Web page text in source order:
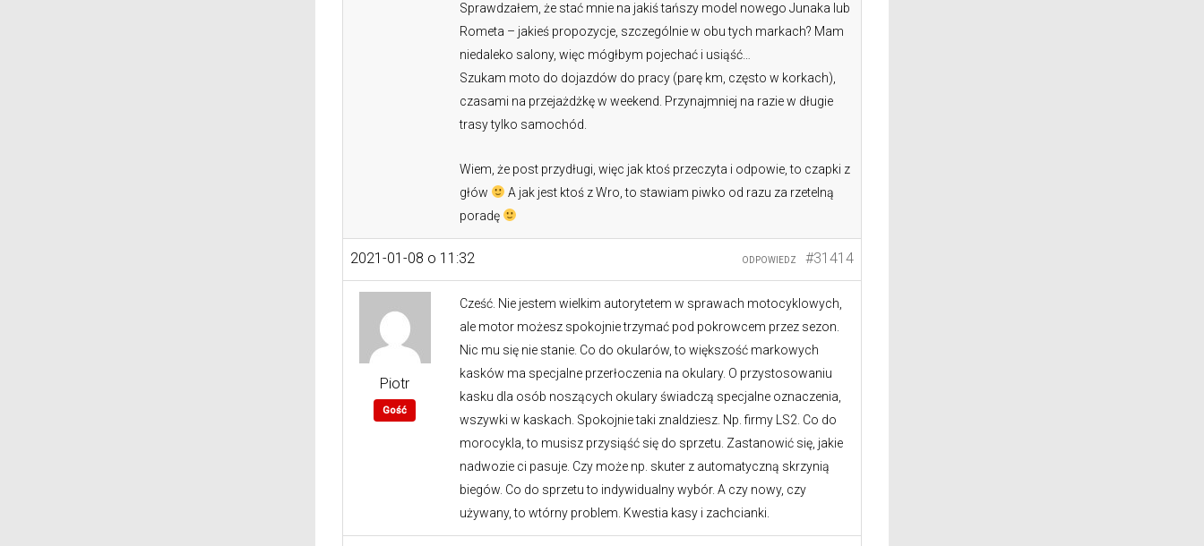
Sprawdzałem, że stać mnie na jakiś tańszy model nowego Junaka lub
Rometa – jakieś propozycje, szczególnie w obu tych markach? Mam
niedaleko salony, więc mógłbym pojechać i usiąść…
Szukam moto do dojazdów do pracy (parę km, często w korkach),
czasami na przejażdżkę w weekend. Przynajmniej na razie w długie
trasy tylko samochód.
Wiem, że post przydługi, więc jak ktoś przeczyta i odpowie, to czapki z
głów
A jak jest ktoś z Wro, to stawiam piwko od razu za rzetelną
poradę
2021-01-08 o 11:32 #31414
ODPOWIEDZ
Piotr
Gość
Cześć. Nie jestem wielkim autorytetem w sprawach motocyklowych,
ale motor możesz spokojnie trzymać pod pokrowcem przez sezon.
Nic mu się nie stanie. Co do okularów, to większość markowych
kasków ma specjalne przerłoczenia na okulary. O przystosowaniu
kasku dla osób noszących okulary świadczą specjalne oznaczenia,
wszywki w kaskach. Spokojnie taki znaldziesz. Np. firmy LS2. Co do
morocykla, to musisz przysiąść się do sprzetu. Zastanowić się, jakie
nadwozie ci pasuje. Czy może np. skuter z automatyczną skrzynią
biegów. Co do sprzetu to indywidualny wybór. A czy nowy, czy
używany, to wtórny problem. Kwestia kasy i zachcianki.